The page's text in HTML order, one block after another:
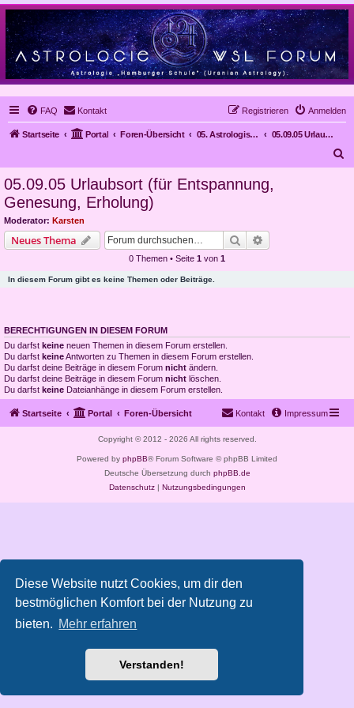
Diese Website nutzt Cookies, um dir den
bestmöglichen Komfort bei der Nutzung zu
bieten. Mehr erfahren
Verstanden!
FAQ Kontakt Anmelden
Registrieren
Startseite Portal Foren-Übersicht 05. Astrologische Gutachten
05.09.05 Urlaubsort (für Entspannung, Genesung, Erholung)
05.09.05 Urlaubsort (für Entspannung,
Genesung, Erholung)
Moderator: Karsten
Neues Thema Suche
0 Themen • Seite 1 von 1
In diesem Forum gibt es keine Themen oder Beiträge.
BERECHTIGUNGEN IN DIESEM FORUM
Du darfst keine neuen Themen in diesem Forum erstellen.
Du darfst keineAntworten zu Themen in diesem Forum erstellen.
Du darfst deine Beiträge in diesem Forum nicht ändern.
Du darfst deine Beiträge in diesem Forum nicht löschen.
Du darfst keine Dateianhänge in diesem Forum erstellen.
Startseite Portal Foren-Übersicht Impressum
Kontakt
Copyright © 2012 - 2026 All rights reserved.
Powered by phpBB® Forum Software © phpBB Limited
Deutsche Übersetzung durch phpBB.de
Datenschutz| Nutzungsbedingungen